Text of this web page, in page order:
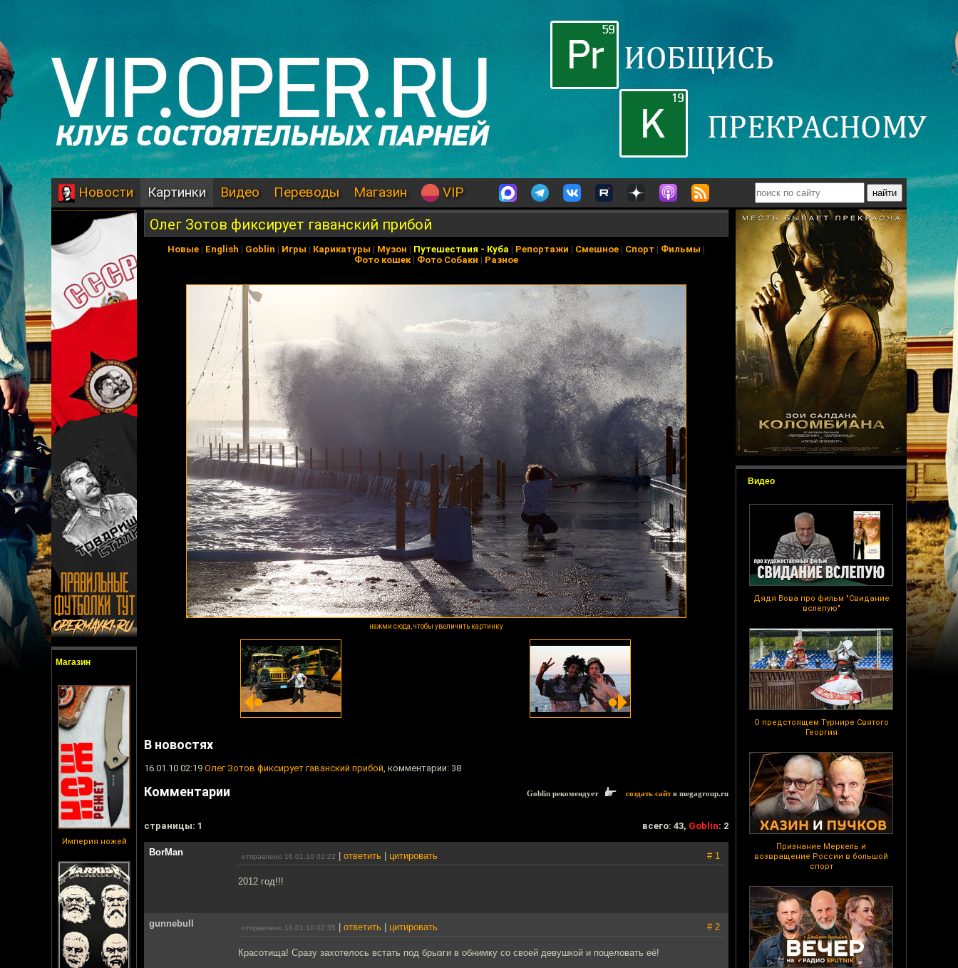
Новости Картинки Видео Переводы Магазин VIP
Магазин
Империя ножей
Видео
Дядя Вова про фильм "Свидание
вслепую"
О предстоящем Турнире Святого
Георгия
Признание Меркель и
возвращение России в большой
спорт
Олег Зотов фиксирует гаванский прибой
Новые | English | Goblin | Игры | Карикатуры | Музон | Путешествия - Куба | Репортажи | Смешное | Спорт | Фильмы |
Фото кошек| Фото Собаки | Разное
нажми сюда, чтобы увеличить картинку
В новостях
16.01.10 02:19 Олег Зотов фиксирует гаванский прибой, комментарии: 38
Комментарии Goblin рекомендует создать сайтв megagroup.ru
cтраницы: 1 всего: 43, Goblin: 2
BorMan отправлено 16.01.10 02:22 ответить цитировать # 1
2012 год!!!
gunnebull отправлено 16.01.10 02:35 ответить цитировать # 2
Красотища! Сразу захотелось встать под брызги в обнимку со своей девушкой и поцеловать её!